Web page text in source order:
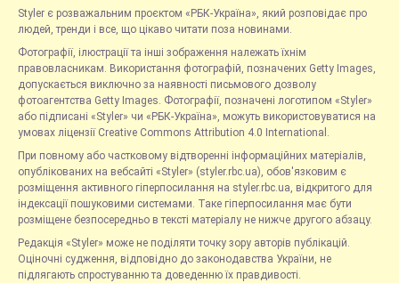
Styler є розважальним проєктом «РБК-Україна», який розповідає про
людей, тренди і все, що цікаво читати поза новинами.
Фотографії, ілюстрації та інші зображення належать їхнім
правовласникам. Використання фотографій, позначених Getty Images,
допускається виключно за наявності письмового дозволу
фотоагентства Getty Images. Фотографії, позначені логотипом «Styler»
або підписані «Styler» чи «РБК-Україна», можуть використовуватися на
умовах ліцензії Creative Commons Attribution 4.0 International.
При повному або частковому відтворенні інформаційних матеріалів,
опублікованих на вебсайті «Styler» (styler.rbc.ua), обов'язковим є
розміщення активного гіперпосилання на styler.rbc.ua, відкритого для
індексації пошуковими системами. Таке гіперпосилання має бути
розміщене безпосередньо в тексті матеріалу не нижче другого абзацу.
Редакція «Styler» може не поділяти точку зору авторів публікацій.
Оціночні судження, відповідно до законодавства України, не
підлягають спростуванню та доведенню їх правдивості.